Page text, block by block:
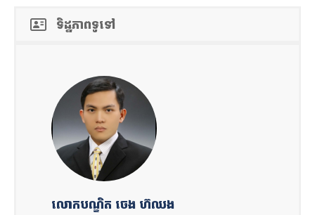
ទិដ្ឋភាពទូទៅ
លោកបណ្ឌិត ចេង ហ៊ឈង